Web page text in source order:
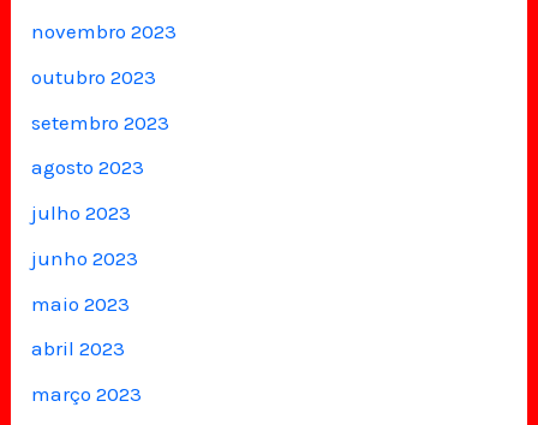
novembro 2023
outubro 2023
setembro 2023
agosto 2023
julho 2023
junho 2023
maio 2023
abril 2023
março 2023